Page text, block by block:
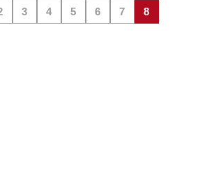
3 4 5 6 7 8